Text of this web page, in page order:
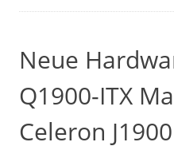
Neue
Q1900-ITX
Celeron J1900